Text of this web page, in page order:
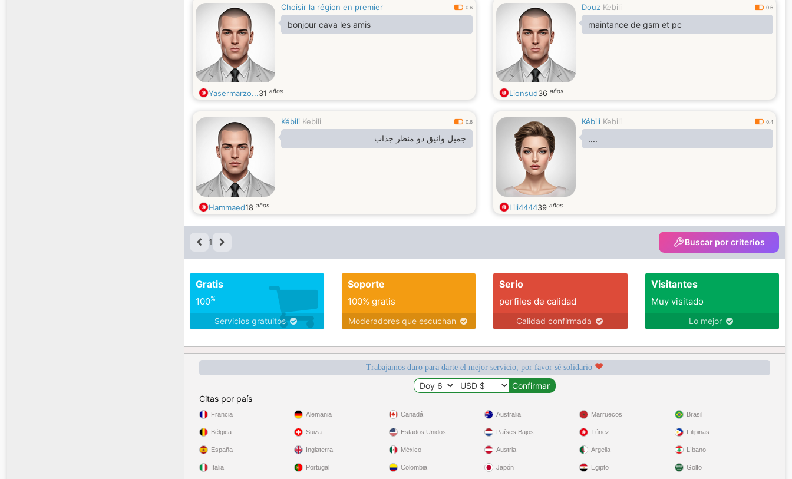
Choisir la région en premier 0.6
bonjour cava les amis
Yasermarzo...31 años
Douz Kebili 0.6
maintance de gsm et pc
Lionsud36 años
Kébili Kebili 0.6
جميل وانيق ذو منظر جذاب
Hammaed18 años
Kébili Kebili 0.4
....
Lili444439 años
1 Buscar por criterios
Gratis
100%
Servicios gratuitos
Soporte
100% gratis
Moderadores que escuchan
Serio
perfiles de calidad
Calidad confirmada
Visitantes
Muy visitado
Lo mejor
Trabajamos duro para darte el mejor servicio, por favor sé solidario
Citas por país
Francia
Bélgica
España
Italia
Alemania
Suiza
Inglaterra
Portugal
Canadá
Estados Unidos
México
Colombia
Australia
Países Bajos
Austria
Japón
Marruecos
Túnez
Argelia
Egipto
Brasil
Filipinas
Líbano
Golfo